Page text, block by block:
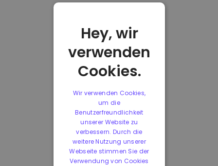
Hey, wir
verwenden
Cookies.
Wir verwenden Cookies,
um die
Benutzerfreundlichkeit
unserer Website zu
verbessern. Durch die
weitere Nutzung unserer
Webseite stimmen Sie der
Verwendung von Cookies